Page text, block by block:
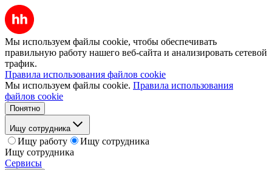
Мы используем файлы cookie, чтобы обеспечивать
правильную работу нашего веб-сайта и анализировать сетевой
трафик.
Правила использования файлов cookie
Мы используем файлы cookie. Правила использования
файлов cookie
Понятно
Ищу сотрудника
Ищу работу
Ищу сотрудника
Ищу сотрудника
Сервисы